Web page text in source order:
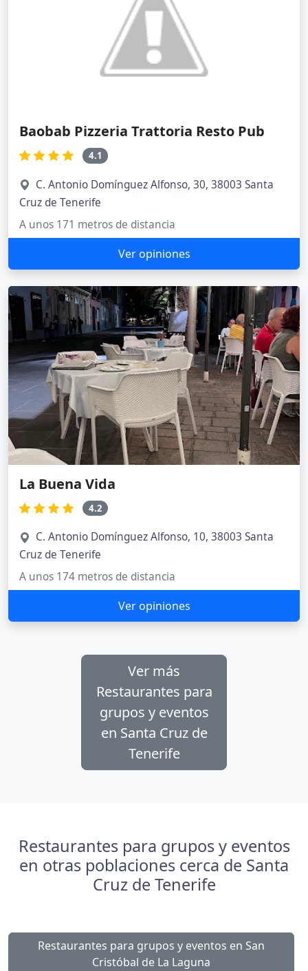
Baobab Pizzeria Trattoria Resto Pub
4.1
C. Antonio Domínguez Alfonso, 30, 38003 Santa
Cruz de Tenerife
A unos 171 metros de distancia
Ver opiniones
La Buena Vida
4.2
C. Antonio Domínguez Alfonso, 10, 38003 Santa
Cruz de Tenerife
A unos 174 metros de distancia
Ver opiniones
Ver más
Restaurantes para
grupos y eventos
en Santa Cruz de
Tenerife
Restaurantes para grupos y eventos
en otras poblaciones cerca de Santa
Cruz de Tenerife
Restaurantes para grupos y eventos en San
Cristóbal de La Laguna